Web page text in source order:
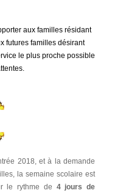
aux familles résidant
futures familles désirant
le plus proche possible
2018, et à la demande
la semaine scolaire est
le rythme de 4 jours de